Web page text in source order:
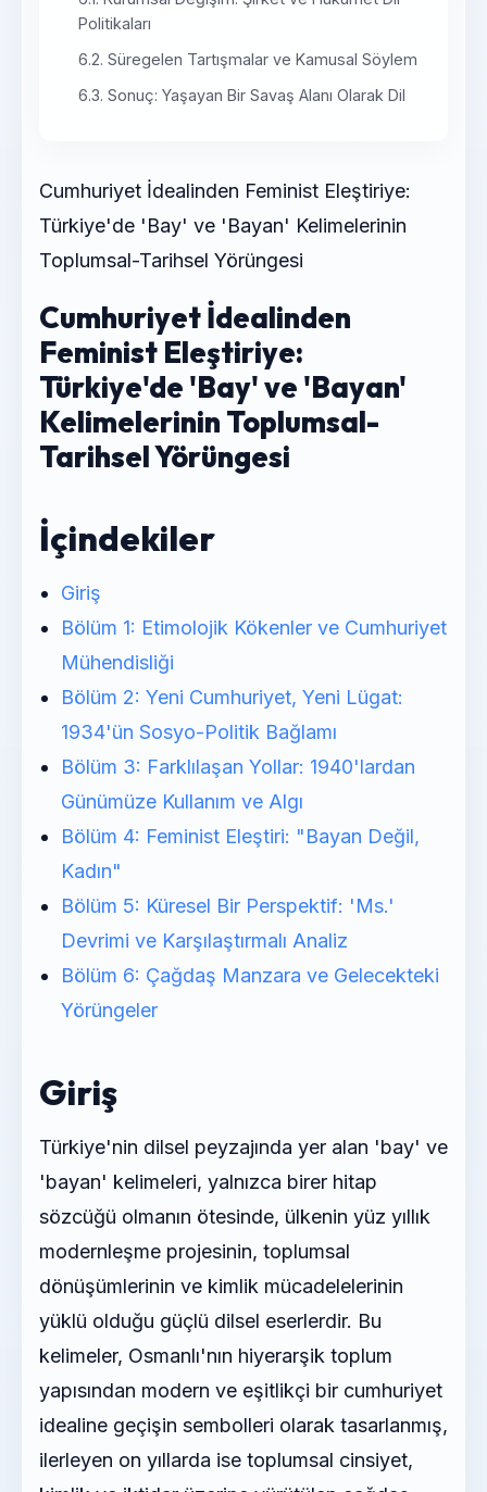
Politikaları
6.2. Süregelen Tartışmalar ve Kamusal Söylem
6.3. Sonuç: Yaşayan Bir Savaş Alanı Olarak Dil
Cumhuriyet İdealinden Feminist Eleştiriye:
Türkiye'de 'Bay' ve 'Bayan' Kelimelerinin
Toplumsal-Tarihsel Yörüngesi
Cumhuriyet İdealinden
Feminist Eleştiriye:
Türkiye'de 'Bay' ve 'Bayan'
Kelimelerinin Toplumsal-
Tarihsel Yörüngesi
İçindekiler
Giriş
Bölüm 1: Etimolojik Kökenler ve Cumhuriyet
Mühendisliği
Bölüm 2: Yeni Cumhuriyet, Yeni Lügat:
1934'ün Sosyo-Politik Bağlamı
Bölüm 3: Farklılaşan Yollar: 1940'lardan
Günümüze Kullanım ve Algı
Bölüm 4: Feminist Eleştiri: "Bayan Değil,
Kadın"
Bölüm 5: Küresel Bir Perspektif: 'Ms.'
Devrimi ve Karşılaştırmalı Analiz
Bölüm 6: Çağdaş Manzara ve Gelecekteki
Yörüngeler
Giriş
Türkiye'nin dilsel peyzajında yer alan 'bay' ve
'bayan' kelimeleri, yalnızca birer hitap
sözcüğü olmanın ötesinde, ülkenin yüz yıllık
modernleşme projesinin, toplumsal
dönüşümlerinin ve kimlik mücadelelerinin
yüklü olduğu güçlü dilsel eserlerdir. Bu
kelimeler, Osmanlı'nın hiyerarşik toplum
yapısından modern ve eşitlikçi bir cumhuriyet
idealine geçişin sembolleri olarak tasarlanmış,
ilerleyen on yıllarda ise toplumsal cinsiyet,